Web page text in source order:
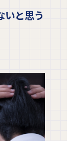
いと思う